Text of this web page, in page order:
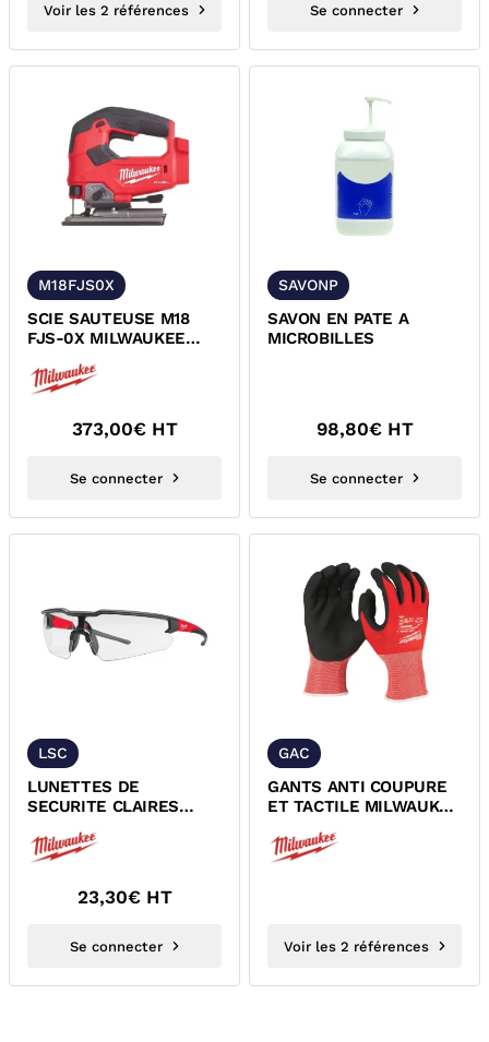
Voir les 2 références Se connecter
M18FJS0X
SCIE SAUTEUSE M18
FJS-0X MILWAUKEE
373,00€ HT
Se connecter
SAVONP
SAVON EN PATE A
MICROBILLES
98,80€ HT
Se connecter
LSC
LUNETTES DE
SECURITE CLAIRES
4932478763
23,30€ HT
Se connecter
GAC
GANTS ANTI COUPURE
ET TACTILE MILWAUKEE
Voir les 2 références